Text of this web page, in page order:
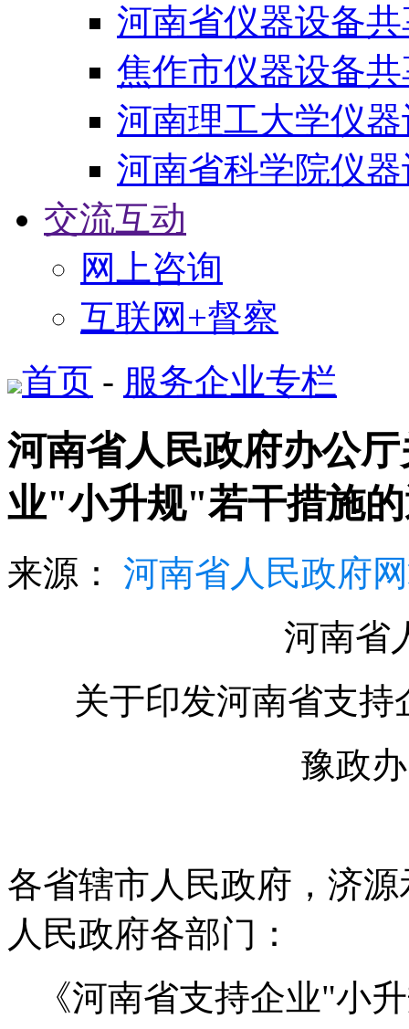
河南省仪器设备
焦作市仪器设备
河南理工大学仪
河南省科学院仪
交流互动
网上咨询
互联网+督察
首页 - 服务企业专栏
河南省人民政府办公
业"小升规"若干措施
来源： 河南省人民政府
河南省
关于印发河南省支
豫政
各省辖市人民政府，济
人民政府各部门：
《河南省支持企业"小